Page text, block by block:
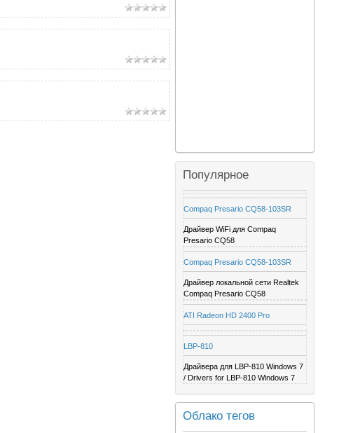
Популярное
Compaq Presario CQ58-103SR
Драйвер WiFi для Compaq
Presario CQ58
Compaq Presario CQ58-103SR
Драйвер локальной сети Realtek
Compaq Presario CQ58
ATI Radeon HD 2400 Pro
LBP-810
Драйвера для LBP-810 Windows 7
/ Drivers for LBP-810 Windows 7
Облако тегов